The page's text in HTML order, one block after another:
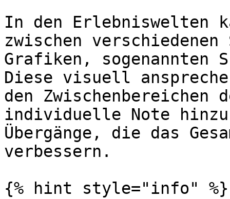
In den Erlebniswelten
zwischen
Grafiken, sogenannten
Diese visuell
den Zwischenbereichen
individuelle Note
Übergänge, die das
verbessern.
{% hint style="info" %}